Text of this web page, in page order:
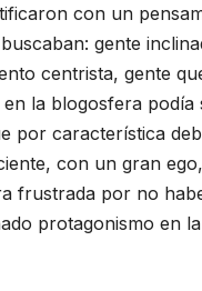
con un
gente
centrista, gente
la blogosfera podía
por característica
con un gran
frustrada por no
protagonismo en